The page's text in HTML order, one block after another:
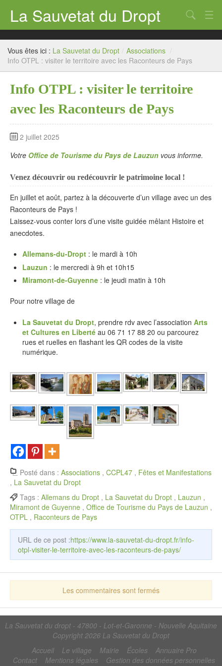
La Sauvetat du Dropt
Accueil
Mairie
Archives
Contact
Chercher
Vous êtes ici : La Sauvetat du Dropt / Associations /
Info OTPL : visiter le territoire avec les Raconteurs de Pays
Info OTPL : visiter le territoire
avec les Raconteurs de Pays
2 juillet 2025
Votre Office de Tourisme du Pays de Lauzun vous informe.
Venez découvrir ou redécouvrir le patrimoine local !
En juillet et août, partez à la découverte d’un village avec un des
Raconteurs de Pays !
Laissez-vous conter lors d’une visite guidée mêlant Histoire et
anecdotes.
Allemans-du-Dropt : le mardi à 10h
Lauzun : le mercredi à 9h et 10h15
Miramont-de-Guyenne : le jeudi matin à 10h
Pour notre village de
La Sauvetat du Dropt, prendre rdv avec l’association Arts
et Cultures en Liberté au 06 71 17 88 20 ou parcourez
rues et ruelles en flashant les QR codes de la visite
numérique.
Posté dans : Associations , CCPL47 , Fêtes et Manifestations
, La Sauvetat du Dropt
Tags : Allemans du Dropt , La Sauvetat du Dropt , Lauzun ,
Miramont de Guyenne , Office de Tourisme du Pays de Lauzun ,
OTPL , Raconteurs de Pays
URL de ce post :https://www.la-sauvetat-du-dropt.fr/info-
otpl-visiter-le-territoire-avec-les-raconteurs-de-pays/
Les commentaires sont fermés
La Sauvetat du dropt - 47800 - Lot-et-Garonne - Nouvelle Aquitaine
Copyright 2026 La Sauvetat du Dropt
Accueil
Le village Mairie Écoles
Annuaire Pro
Contact
Mentions légales Gestion des données personnelles